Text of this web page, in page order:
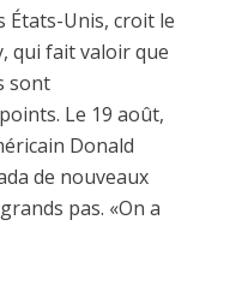
États-Unis, croit le
qui fait valoir que
sont
Le 19 août,
Donald
de nouveaux
pas. «On a